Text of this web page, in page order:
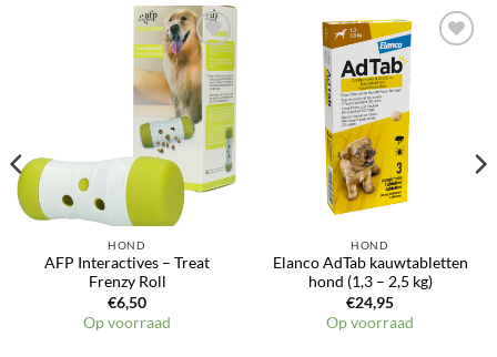
Toevoegen
aan
verlanglijst
HOND
AFP Interactives – Treat
Frenzy Roll
€6,50
Op voorraad
Toevoegen
HOND
Elanco AdTab kauwtabletten
hond (1,3 – 2,5 kg)
€24,95
Op voorraad